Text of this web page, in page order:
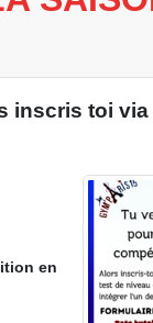
inscris toi
en